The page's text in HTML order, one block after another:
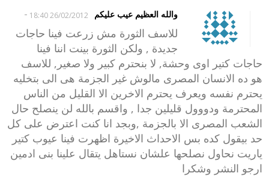
والله العظيم عيب عليكم 26/02/2012 18:40
-
للاسف الثورة مش زرعت فينا حاجات
جديدة , ولكن الثورة بينت اننا فينا
حاجات كتير اوى وحشة, لا بنحترم كبير ولا صغير, للاسف
هو ده الانسان المصرى مالوش غير الجزمة هى الى بتخليه
يحترم نفسه ويعرف يحترم الاخرين الا القليل من الناس
المحترمة ودووول قليلين جدا , واقسم بالله لن ينصلح حال
الشعب المصرى الا بالجزمة ,وبجد انا كنت اعترض على كل
حد بيقول كده بس الاحداث الاخيرة اظهرت فينا عيوب كتير
ياريت نحاول نصلحها علشان نستاهل يتقال علينا بنى ادمين
ارجو النشر وشكرا